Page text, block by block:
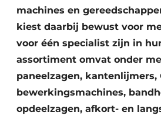
machines en
kiest daarbij bewust voor
voor één specialist zijn in
assortiment omvat onder
paneelzagen, kantenlijmers,
bewerkingsmachines,
opdeelzagen, afkort- en